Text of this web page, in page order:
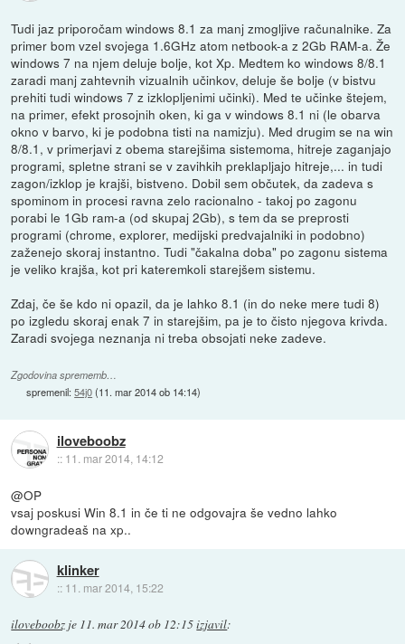
Tudi jaz priporočam windows 8.1 za manj zmogljive računalnike. Za
primer bom vzel svojega 1.6GHz atom netbook-a z 2Gb RAM-a. Že
windows 7 na njem deluje bolje, kot Xp. Medtem ko windows 8/8.1
zaradi manj zahtevnih vizualnih učinkov, deluje še bolje (v bistvu
prehiti tudi windows 7 z izklopljenimi učinki). Med te učinke štejem,
na primer, efekt prosojnih oken, ki ga v windows 8.1 ni (le obarva
okno v barvo, ki je podobna tisti na namizju). Med drugim se na win
8/8.1, v primerjavi z obema starejšima sistemoma, hitreje zaganjajo
programi, spletne strani se v zavihkih preklapljajo hitreje,... in tudi
zagon/izklop je krajši, bistveno. Dobil sem občutek, da zadeva s
spominom in procesi ravna zelo racionalno - takoj po zagonu
porabi le 1Gb ram-a (od skupaj 2Gb), s tem da se preprosti
programi (chrome, explorer, medijski predvajalniki in podobno)
zaženejo skoraj instantno. Tudi "čakalna doba" po zagonu sistema
je veliko krajša, kot pri kateremkoli starejšem sistemu.
Zdaj, če še kdo ni opazil, da je lahko 8.1 (in do neke mere tudi 8)
po izgledu skoraj enak 7 in starejšim, pa je to čisto njegova krivda.
Zaradi svojega neznanja ni treba obsojati neke zadeve.
Zgodovina sprememb…
spremenil:54j0(11. mar 2014 ob 14:14)
iloveboobz
:: 11. mar 2014, 14:12
@OP
vsaj poskusi Win 8.1 in če ti ne odgovajra še vedno lahko
downgradeaš na xp..
klinker
:: 11. mar 2014, 15:22
iloveboobz je 11. mar 2014 ob 12:15izjavil: